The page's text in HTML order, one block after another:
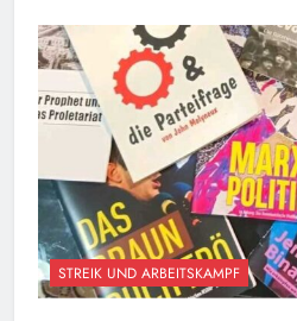
STREIK UND ARBEITSKAMPF